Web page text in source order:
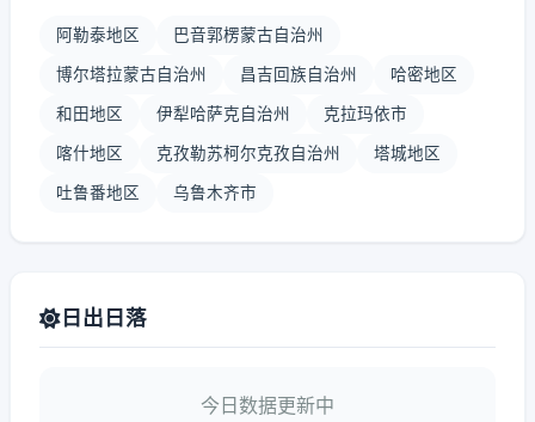
阿勒泰地区 巴音郭楞蒙古自治州
博尔塔拉蒙古自治州 昌吉回族自治州 哈密地区
和田地区 伊犁哈萨克自治州 克拉玛依市
喀什地区 克孜勒苏柯尔克孜自治州 塔城地区
吐鲁番地区 乌鲁木齐市
日出日落
今日数据更新中